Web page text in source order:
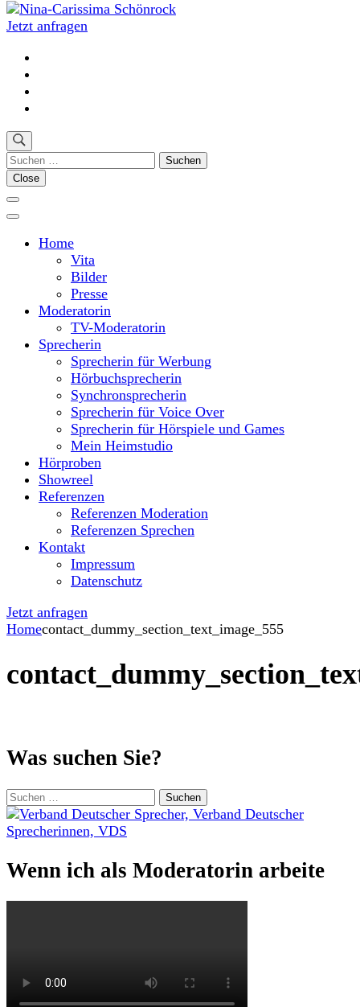
Nina-Carissima Schönrock
Jetzt anfragen
Suchen
nach:
Close
Home
Vita
Bilder
Presse
Moderatorin
TV-Moderatorin
Sprecherin
Sprecherin für Werbung
Hörbuchsprecherin
Synchronsprecherin
Sprecherin für Voice Over
Sprecherin für Hörspiele und Games
Mein Heimstudio
Hörproben
Showreel
Referenzen
Referenzen Moderation
Referenzen Sprechen
Kontakt
Impressum
Datenschutz
Jetzt anfragen
Homecontact_dummy_section_text_image_555
Was suchen Sie?
Suchen
nach:
Wenn ich als Moderatorin arbeite